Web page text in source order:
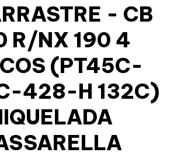
- CB
R/NX 190 4
(PT45C-
428-H 132C)